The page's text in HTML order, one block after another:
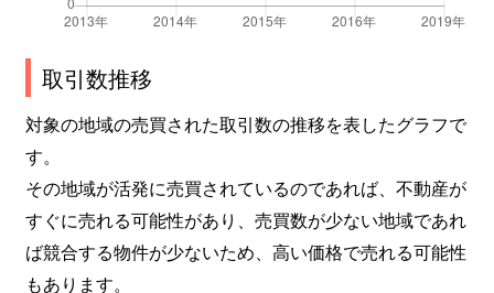
取引数推移
対象の地域の売買された取引数の推移を表したグラフで
す。
その地域が活発に売買されているのであれば、不動産が
すぐに売れる可能性があり、売買数が少ない地域であれ
ば競合する物件が少ないため、高い価格で売れる可能性
もあります。